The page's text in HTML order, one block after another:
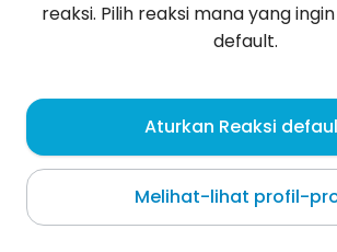
Paula
Detmold
Jestem tu tylko dla grup // Chcesz
bez wul. bez głupich tekstów
reaksi. Pilih reaksi mana yang
default.
Aturkan Reaksi
Melihat-lihat profil-